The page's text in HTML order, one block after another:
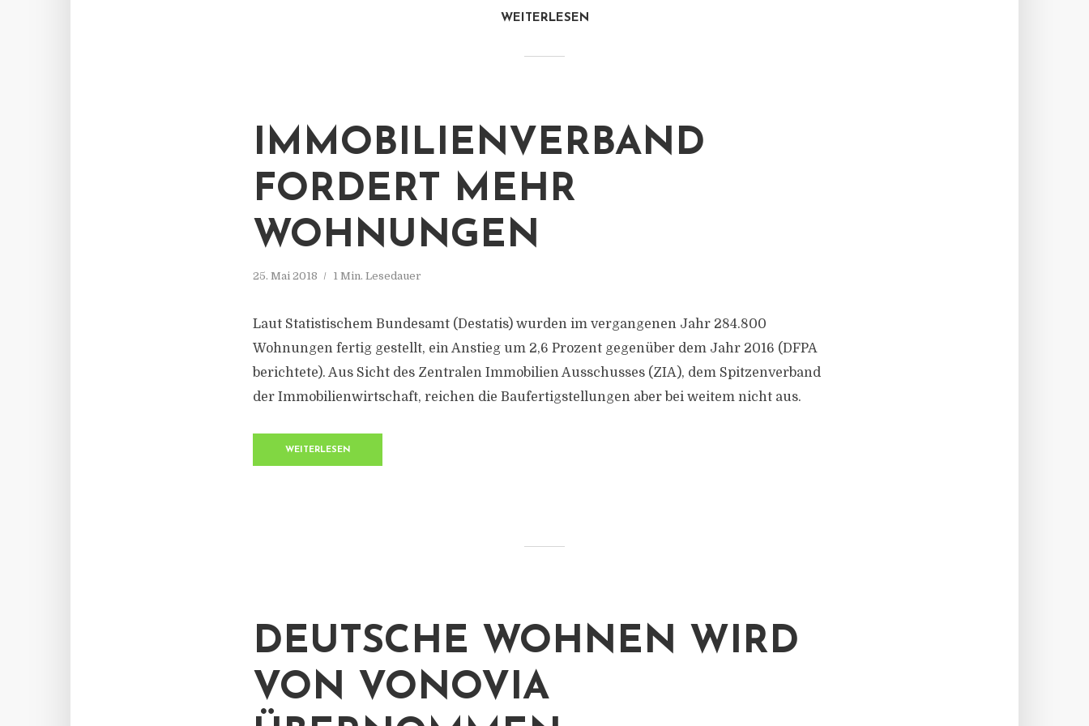
WEITERLESEN
IMMOBILIENVERBAND
FORDERT MEHR
WOHNUNGEN
25. Mai 2018 1 Min. Lesedauer
Laut Statistischem Bundesamt (Destatis) wurden im vergangenen Jahr 284.800
Wohnungen fertig gestellt, ein Anstieg um 2,6 Prozent gegenüber dem Jahr 2016 (DFPA
berichtete). Aus Sicht des Zentralen Immobilien Ausschusses (ZIA), dem Spitzenverband
der Immobilienwirtschaft, reichen die Baufertigstellungen aber bei weitem nicht aus.
WEITERLESEN
DEUTSCHE WOHNEN WIRD
VON VONOVIA